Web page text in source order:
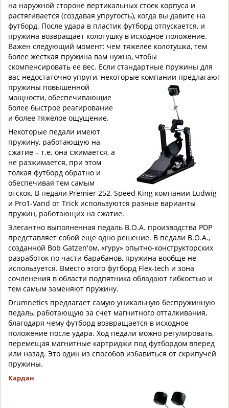
на наружной стороне вертикальных стоек корпуса и
растягивается (создавая упругость), когда вы давите на
футборд. После удара в пластик футборд отпускается, и
пружина возвращает колотушку в исходное положение.
Важен следующий момент: чем тяжелее колотушка, тем
более жесткая пружина вам нужна, чтобы
скомпенсировать ее вес. Если стандартные пружины для
вас недостаточно упруги, некоторые компании предлагают
пружины повышенной
мощности, обеспечивающие
более быстрое реагирование
и более тяжелое ощущение.
Некоторые педали имеют
пружину, работающую на
сжатие – т.е. она сжимается, а
не разжимается, при этом
толкая футборд обратно и
обеспечивая тем самым
отскок. В педали Premier 252, Speed King компании Ludwig
и Pro1-Vand от Trick используются разные варианты
пружин, работающих на сжатие.
Элегантно выполненная педаль B.O.A. производства PDP
представляет собой еще одно решение. В педали B.O.A.,
созданной Bob Gatzen'ом, «гуру» опытно-конструкторских
разработок по части барабанов, пружина вообще не
используется. Вместо этого футборд Flex-tech и зона
сочленения в области подпятника обладают гибкостью и
тем самым заменяют пружину.
Drumnetics предлагает самую уникальную беспружинную
педаль, работающую за счет магнитного отталкивания,
благодаря чему футборд возвращается в исходное
положение после удара. Ход педали можно регулировать,
перемещая магнитные картриджи под футбордом вперед
или назад. Это один из способов избавиться от скрипучей
пружины.
Кардан